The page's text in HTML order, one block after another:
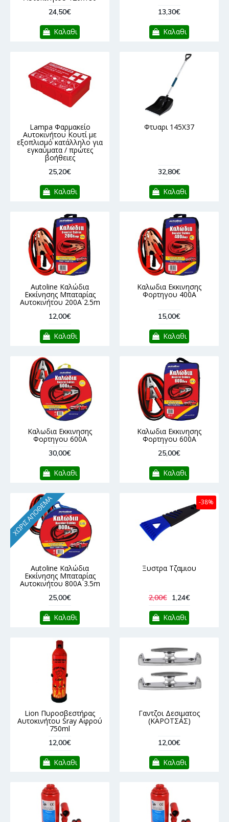
24,50€
Καλαθι
13,30€
Καλαθι
Lampa Φαρμακείο
Αυτοκινήτου Κουτί με
εξοπλισμό κατάλληλο για
εγκαύματα / πρώτες
βοήθειες
25,20€
Καλαθι
Φτυαρι 145Χ37
32,80€
Καλαθι
Autoline Καλώδια
Εκκίνησης Μπαταρίας
Αυτοκινήτου 200A 2.5m
12,00€
Καλαθι
Καλωδια Εκκινησης
Φορτηγου 400Α
15,00€
Καλαθι
Καλωδια Εκκινησης
Φορτηγου 600Α
30,00€
Καλαθι
Καλωδια Εκκινησης
Φορτηγου 600Α
25,00€
Καλαθι
ΧΩΡΊΣ ΑΠΌΘΕΜΑ
Autoline Καλώδια
Εκκίνησης Μπαταρίας
Αυτοκινήτου 800A 3.5m
25,00€
Καλαθι
-38%
Ξυστρα Τζαμιου
2,00€ 1,24€
Καλαθι
Lion Πυροσβεστήρας
Αυτοκινήτου Sray Αφρού
750ml
12,00€
Καλαθι
Γαντζοι Δεσιματος
(ΚΑΡΟΤΣΑΣ)
12,00€
Καλαθι